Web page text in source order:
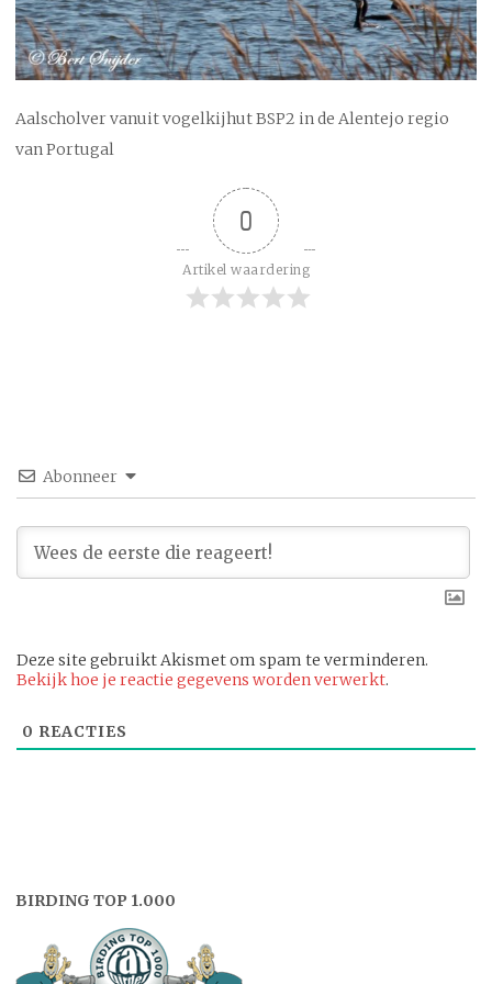
Aalscholver vanuit vogelkijhut BSP2 in de Alentejo regio
van Portugal
0
Artikel waardering
Abonneer
Deze site gebruikt Akismet om spam te verminderen.
Bekijk hoe je reactie gegevens worden verwerkt.
0 REACTIES
BIRDING TOP 1.000